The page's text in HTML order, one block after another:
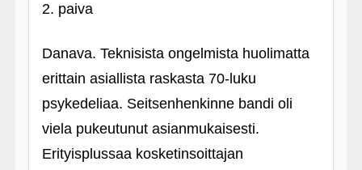
2. paiva
Danava. Teknisista ongelmista huolimatta
erittain asiallista raskasta 70-luku
psykedeliaa. Seitsenhenkinne bandi oli
viela pukeutunut asianmukaisesti.
Erityisplussaa kosketinsoittajan